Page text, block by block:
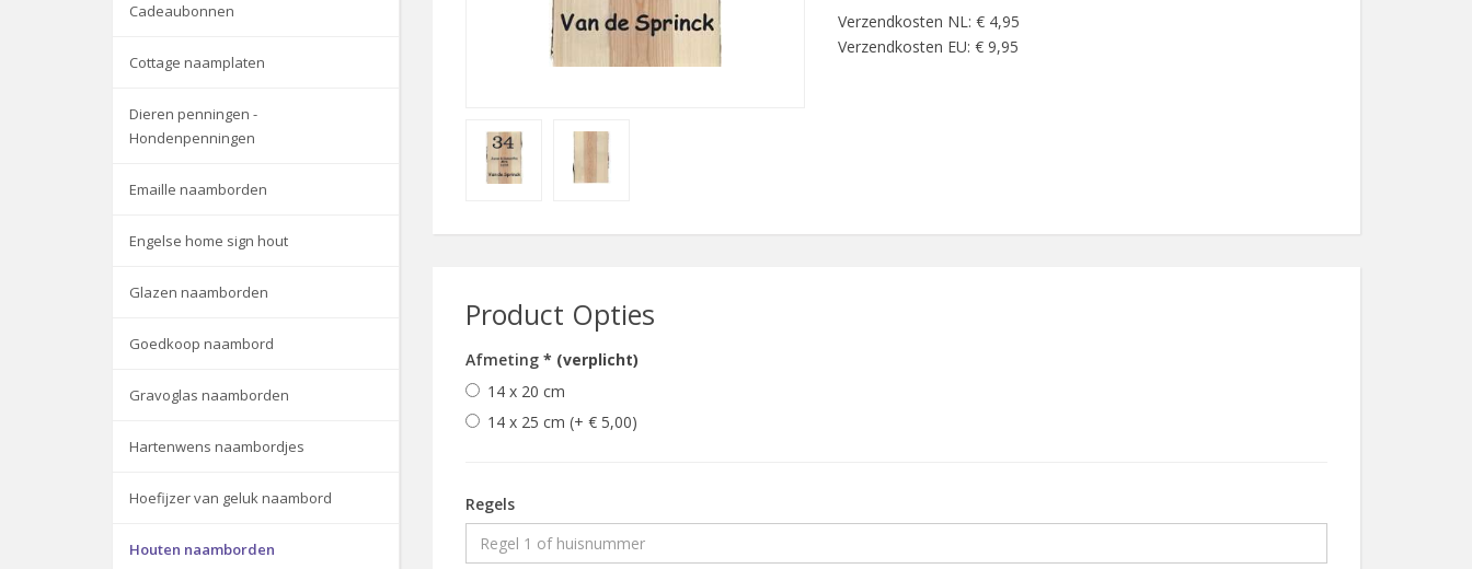
Cadeaubonnen
Cottage naamplaten
Dieren penningen -
Hondenpenningen
Emaille naamborden
Engelse home sign hout
Glazen naamborden
Goedkoop naambord
Gravoglas naamborden
Hartenwens naambordjes
Hoefijzer van geluk naambord
Houten naamborden
Verzendkosten NL: € 4,95
Verzendkosten EU: € 9,95
Product Opties
Afmeting * (verplicht)
14 x 20 cm
14 x 25 cm (+ € 5,00)
Regels